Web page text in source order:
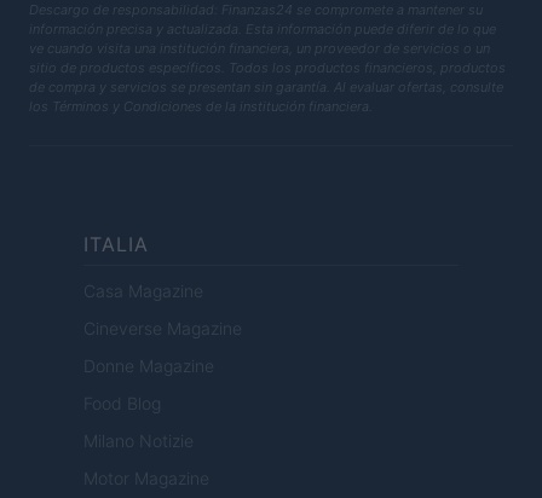
Descargo de responsabilidad: Finanzas24 se compromete a mantener su
información precisa y actualizada. Esta información puede diferir de lo que
ve cuando visita una institución financiera, un proveedor de servicios o un
sitio de productos específicos. Todos los productos financieros, productos
de compra y servicios se presentan sin garantía. Al evaluar ofertas, consulte
los Términos y Condiciones de la institución financiera.
ITALIA
Casa Magazine
Cineverse Magazine
Donne Magazine
Food Blog
Milano Notizie
Motor Magazine